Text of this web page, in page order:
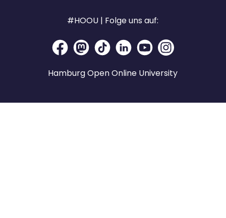
#HOOU | Folge uns auf:
Hamburg Open Online University